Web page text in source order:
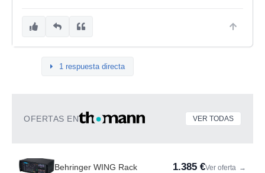
1 respuesta directa
OFERTAS EN VER TODAS
Behringer WING Rack 1.385 €Ver oferta →